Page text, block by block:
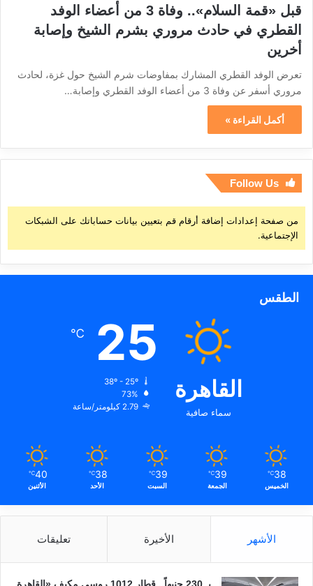
قبل «قمة السلام».. وفاة 3 من أعضاء الوفد
القطري في حادث مروري بشرم الشيخ وإصابة
أخرين
تعرض الوفد القطري المشارك بمفاوضات شرم الشيخ حول غزة، لحادث
مروري أسفر عن وفاة 3 من أعضاء الوفد القطري وإصابة…
أكمل القراءة »
Follow Us
من صفحة إعدادات إضافة أرقام قم بتعيين بيانات حساباتك على الشبكات
الإجتماعية.
الطقس
القاهرة
سماء صافية
25
℃
73%
2.79 كيلومتر/ساعة
38
℃
الخميس
39
℃
الجمعة
39
℃
السبت
38
℃
الأحد
40
℃
الأثنين
الأشهر الأخيرة تعليقات